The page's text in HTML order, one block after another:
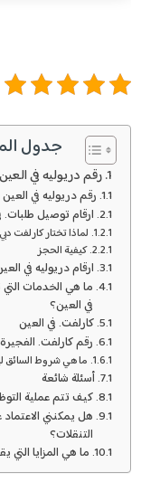
جدول
رقم دريوليه في العين
رقم دريوليه في العين
ارقام توصيل طلبات.
لماذا تختار كارلفت
كيفية الحجز
ارقام دريوليه في
ما هي الخدمات التي
في العين؟
كارلفت. في العين
رقم كارلفت. الفجيرة
ما هي شروط السائق
أسئلة شائعة
كيف تتم عملية
هل يمكنني
التنقلات؟
ما هي المزايا